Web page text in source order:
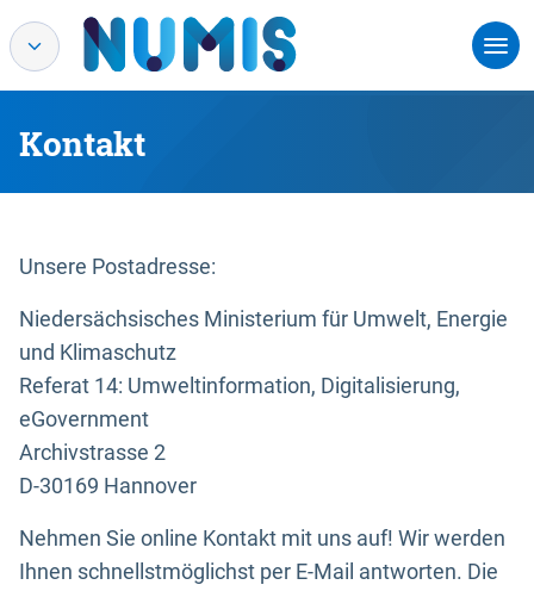
Kontakt
Unsere Postadresse:
Niedersächsisches Ministerium für Umwelt, Energie
und Klimaschutz
Referat 14: Umweltinformation, Digitalisierung,
eGovernment
Archivstrasse 2
D-30169 Hannover
Nehmen Sie online Kontakt mit uns auf! Wir werden
Ihnen schnellstmöglichst per E-Mail antworten. Die